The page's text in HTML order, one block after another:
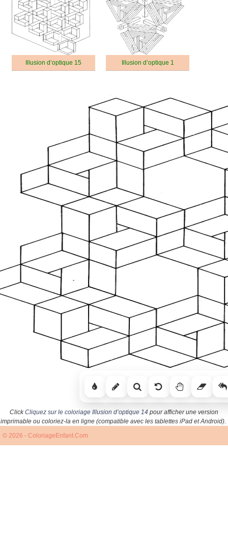
Illusion d’optique 15 Illusion d’optique 1
ClickCliquez sur le coloriage Illusion d’optique 14 pour afficher une version
imprimable ou coloriez-la en ligne (compatible avec les tablettes iPad et Android).
© 2026 - ColoriageEnfant.Com